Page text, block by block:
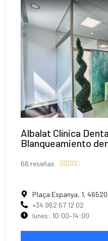
Albalat Clínica
Blanqueamiento
66 reseñas     
Plaça Espanya, 1,
+34 962 67 12 02
lunes: 10:00–14:00